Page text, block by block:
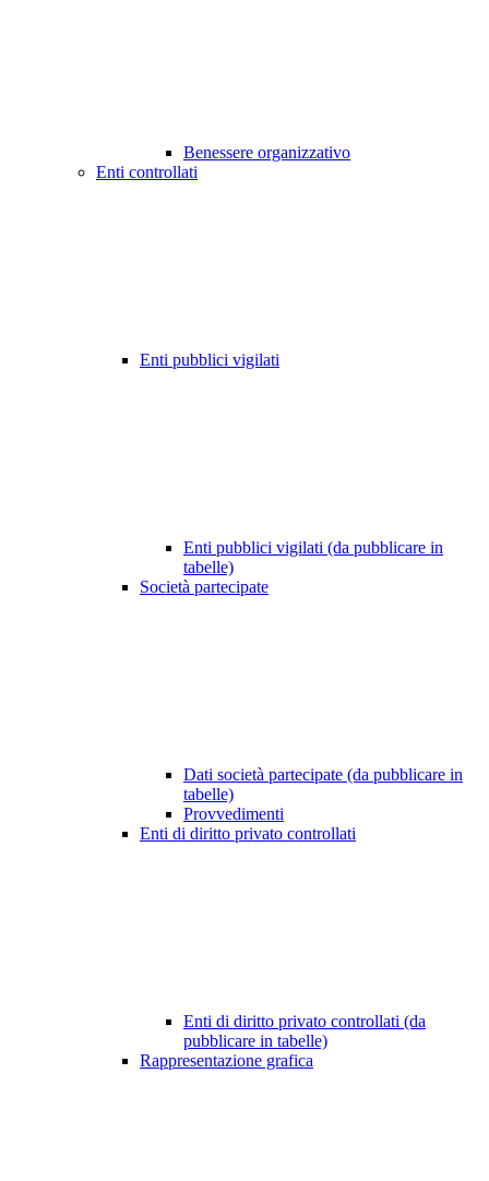
Benessere organizzativo
Enti controllati
Enti pubblici vigilati
Enti pubblici vigilati (da pubblicare in
tabelle)
Società partecipate
Dati società partecipate (da pubblicare in
tabelle)
Provvedimenti
Enti di diritto privato controllati
Enti di diritto privato controllati (da
pubblicare in tabelle)
Rappresentazione grafica